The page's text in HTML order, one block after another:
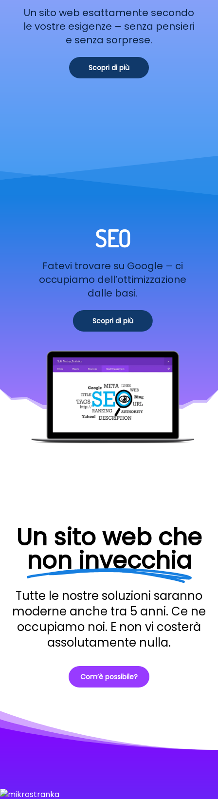
Un sito web esattamente secondo
le vostre esigenze – senza pensieri
e senza sorprese.
Scopri di più
SEO
Fatevi trovare su Google – ci
occupiamo dell’ottimizzazione
dalle basi.
Scopri di più
Un sito web che
non invecchia
Tutte le nostre soluzioni saranno
moderne anche tra 5 anni. Ce ne
occupiamo noi. E non vi costerà
assolutamente nulla.
Com’è possibile?